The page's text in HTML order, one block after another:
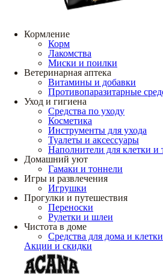
Кормление
Корм
Лакомства
Миски и поилки
Ветеринарная аптека
Витамины и добавки
Противопаразитарные
Уход и гигиена
Средства по уходу
Косметика
Инструменты для ухода
Туалеты и аксессуары
Наполнители для клетки и
Домашний уют
Гамаки и тоннели
Игры и развлечения
Игрушки
Прогулки и путешествия
Переноски
Рулетки и шлеи
Чистота в доме
Средства для дома и клетки
Акции и скидки